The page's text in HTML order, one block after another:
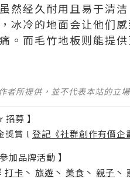
然经久耐用且易于清
冰冷的地面会让他们
。而毛竹地板则能提供
者所提供，並不代表本站的立
募 】
獎賞 l 登記《社群創作有價企
加品牌活動 】
打卡 丶 旅遊 丶 美食 丶 親子 丶